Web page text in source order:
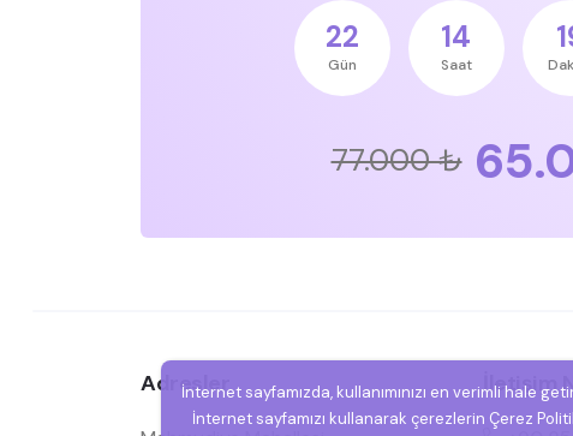
22
Gün
14
Saat
77.000 ₺
Adresler İletişim
İnternet sayfamızda, kullanımınızı en verimli hale
İnternet sayfamızı kullanarak çerezlerin Çerez